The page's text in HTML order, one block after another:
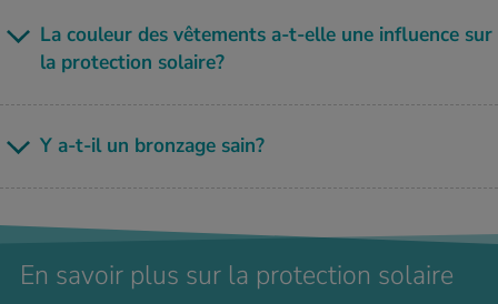
La cou­leur des vête­ments a-t-elle une influence sur
la pro­tec­tion solaire?
Y a-t-il un bron­zage sain?
En savoir plus sur la protection solaire